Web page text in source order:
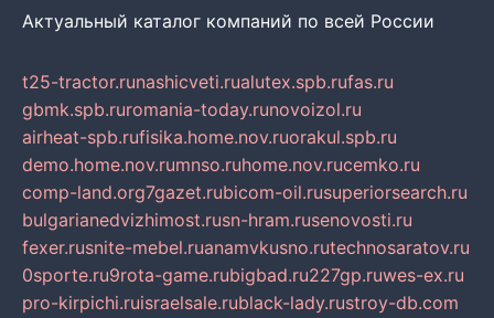
Актуальный каталог компаний по всей России
t25-tractor.runashicveti.rualutex.spb.rufas.ru
gbmk.spb.ruromania-today.runovoizol.ru
airheat-spb.rufisika.home.nov.ruorakul.spb.ru
demo.home.nov.rumnso.ruhome.nov.rucemko.ru
comp-land.org7gazet.rubicom-oil.rusuperiorsearch.ru
bulgarianedvizhimost.rusn-hram.rusenovosti.ru
fexer.rusnite-mebel.ruanamvkusno.rutechnosaratov.ru
0sporte.ru9rota-game.rubigbad.ru227gp.ruwes-ex.ru
pro-kirpichi.ruisraelsale.rublack-lady.rustroy-db.com